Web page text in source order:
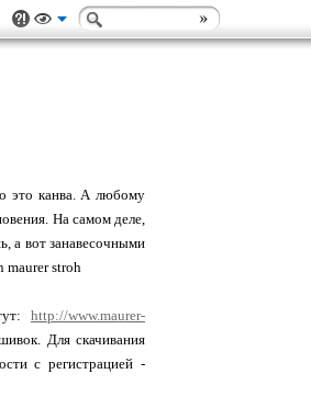
это канва. А любому
На самом деле,
а вот занавесочными
maurer stroh
http://www.maurer-
Для скачивания
с регистрацией -